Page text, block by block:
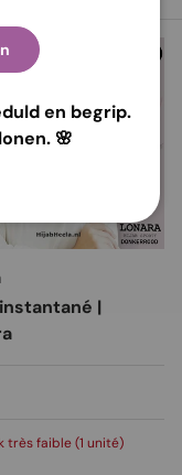
de réduction
|
foncé
très faible (1 unité)
en begrip.
🌸